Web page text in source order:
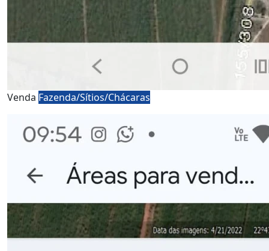
Venda Fazenda/Sítios/Chácaras